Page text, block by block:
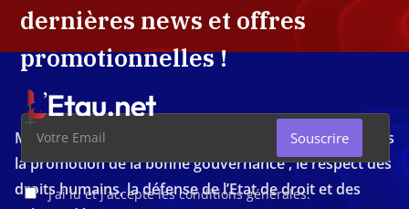
dernières news et offres
promotionnelles !
J'ai lu et j'accepte les conditions générales.
Souscrire
Média d'investigation ivoirien résolument engagé dans
la promotion de la bonne gouvernance , le respect des
droits humains, la défense de l’Etat de droit et des